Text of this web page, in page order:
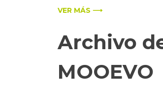
VER MÁS ⟶
Archivo
MOOEVO